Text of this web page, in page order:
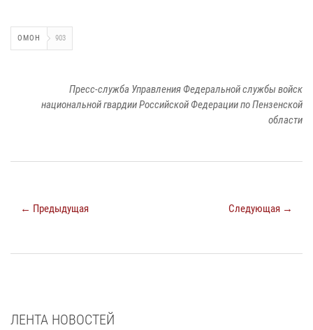
ОМОН 903
Пресс-служба Управления Федеральной службы войск
национальной гвардии Российской Федерации по Пензенской
области
← Предыдущая Следующая →
ЛЕНТА НОВОСТЕЙ